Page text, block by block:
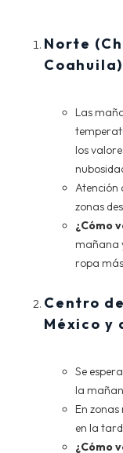
Norte
Coahuila)
Las
los
Atención
zonas
¿Cómo
mañana
ropa
Centro
México y
Se
la
En
en la
¿Cómo